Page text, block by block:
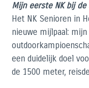
Mijn eerste NK bij
Het NK Senioren in
nieuwe mijlpaal:
een duidelijk doel
de 1500 meter,